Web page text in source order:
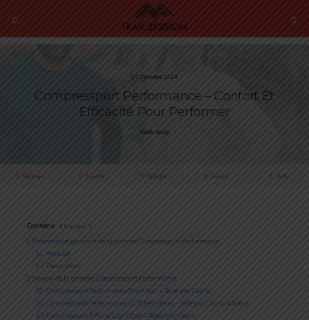
27 Décembre 2024
Compressport Performance – Confort Et
Efficacité Pour Performer
Cédric Masip
Partager Tweeter Épingler E-mail SMS
Contenu Masquer
1
Présentation générale de la gamme Compressport Performance
1.1 Youtube
1.2 Description
2 Review de la gamme Compressport Performance
2.1 Compressport Performance Short Noir – Testé par Cédric
2.2 Compressport Performance LS TShirt Storm – Testé par Cédric & Sofiia
2.3 Compressport 5 Panel Light Cap – Testée par Cédric